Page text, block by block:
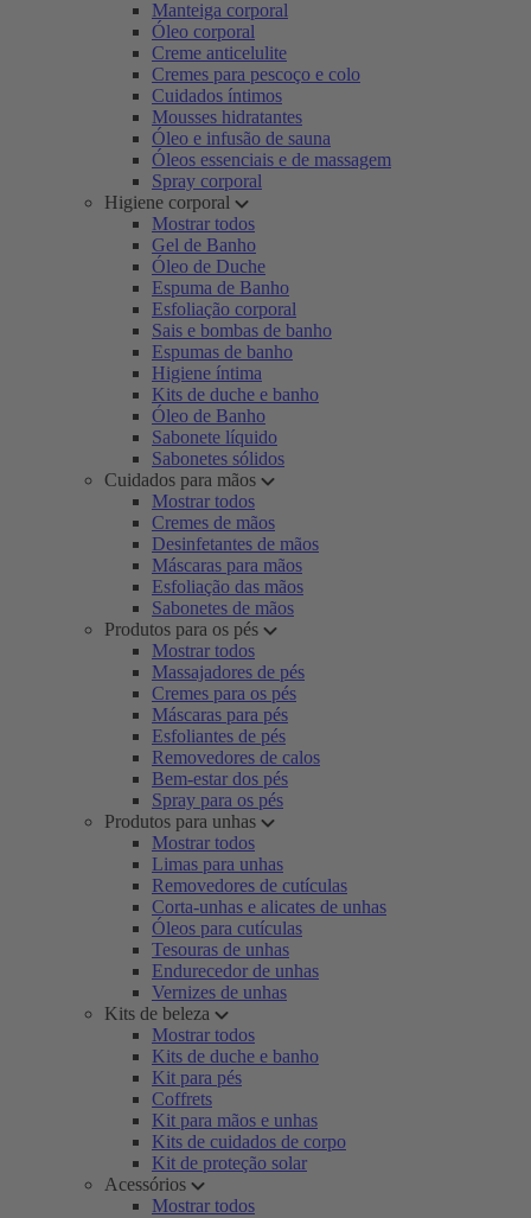
Manteiga corporal
Óleo corporal
Creme anticelulite
Cremes para pescoço e colo
Cuidados íntimos
Mousses hidratantes
Óleo e infusão de sauna
Óleos essenciais e de massagem
Spray corporal
Higiene corporal
Mostrar todos
Gel de Banho
Óleo de Duche
Espuma de Banho
Esfoliação corporal
Sais e bombas de banho
Espumas de banho
Higiene íntima
Kits de duche e banho
Óleo de Banho
Sabonete líquido
Sabonetes sólidos
Cuidados para mãos
Mostrar todos
Cremes de mãos
Desinfetantes de mãos
Máscaras para mãos
Esfoliação das mãos
Sabonetes de mãos
Produtos para os pés
Mostrar todos
Massajadores de pés
Cremes para os pés
Máscaras para pés
Esfoliantes de pés
Removedores de calos
Bem-estar dos pés
Spray para os pés
Produtos para unhas
Mostrar todos
Limas para unhas
Removedores de cutículas
Corta-unhas e alicates de unhas
Óleos para cutículas
Tesouras de unhas
Endurecedor de unhas
Vernizes de unhas
Kits de beleza
Mostrar todos
Kits de duche e banho
Kit para pés
Coffrets
Kit para mãos e unhas
Kits de cuidados de corpo
Kit de proteção solar
Acessórios
Mostrar todos